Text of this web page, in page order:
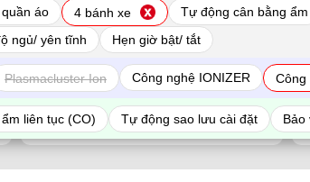
áo 4 bánh xe Tự động cân bằng ẩm
ngủ/ yên tĩnh Hẹn giờ bật/ tắt
Plasmacluster Ion Công nghệ IONIZER Công
liên tục (CO) Tự động sao lưu cài đặt Bảo
1 đổi 1 trong 7 ngày